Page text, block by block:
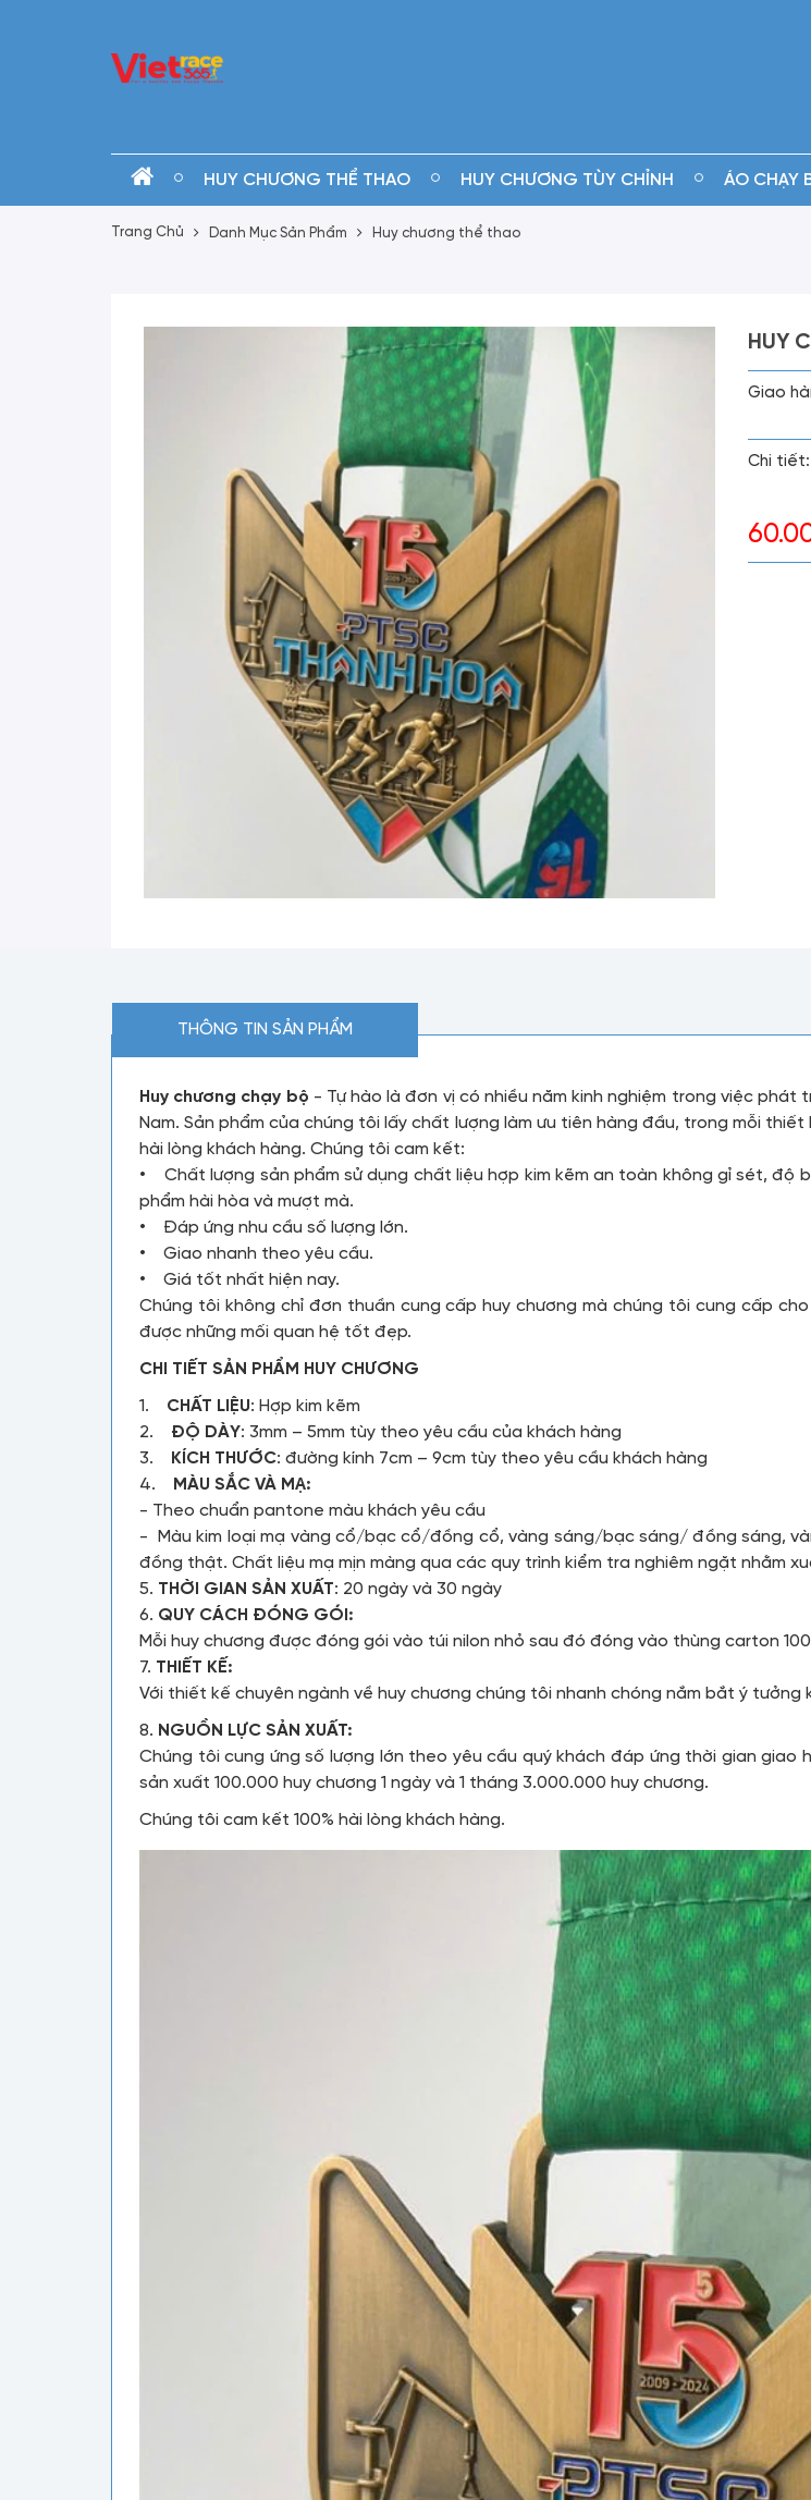
HUY CHƯƠNG THỂ THAO HUY CHƯƠNG TÙY CHỈNH ÁO CHẠY
Trang Chủ Danh Mục Sản Phẩm Huy chương thể thao
HUY
Giao
Chi tiết:
THÔNG TIN SẢN PHẨM
Huy chương chạy bộ - Tự hào là đơn vị có nhiều năm kinh nghiệm trong việc
Nam. Sản phẩm của chúng tôi lấy chất lượng làm ưu tiên hàng đầu, trong mỗi
hài lòng khách hàng. Chúng tôi cam kết:
• Chất lượng sản phẩm sử dụng chất liệu hợp kim kẽm an toàn không gỉ sét, độ
phẩm hài hòa và mượt mà.
• Đáp ứng nhu cầu số lượng lớn.
• Giao nhanh theo yêu cầu.
• Giá tốt nhất hiện nay.
Chúng tôi không chỉ đơn thuần cung cấp huy chương mà chúng tôi cung cấp
được những mối quan hệ tốt đẹp.
CHI TIẾT SẢN PHẨM HUY CHƯƠNG
1. CHẤT LIỆU: Hợp kim kẽm
2. ĐỘ DÀY: 3mm – 5mm tùy theo yêu cầu của khách hàng
3.
KÍCH THƯỚC: đường kính 7cm – 9cm tùy theo yêu cầu khách hàng
4.
MÀU SẮC VÀ MẠ:
- Theo chuẩn pantone màu khách yêu cầu
- Màu kim loại mạ vàng cổ/bạc cổ/đồng cổ, vàng sáng/bạc sáng/ đồng sáng,
đồng thật. Chất liệu mạ mịn màng qua các quy trình kiểm tra nghiêm ngặt nhằm
5. THỜI GIAN SẢN XUẤT: 20 ngày và 30 ngày
6. QUY CÁCH ĐÓNG GÓI:
Mỗi huy chương được đóng gói vào túi nilon nhỏ sau đó đóng vào thùng carton
7. THIẾT KẾ:
Với thiết kế chuyên ngành về huy chương chúng tôi nhanh chóng nắm bắt ý
8. NGUỒN LỰC SẢN XUẤT:
Chúng tôi cung ứng số lượng lớn theo yêu cầu quý khách đáp ứng thời gian giao
sản xuất 100.000 huy chương 1 ngày và 1 tháng 3.000.000 huy chương.
Chúng tôi cam kết 100% hài lòng khách hàng.